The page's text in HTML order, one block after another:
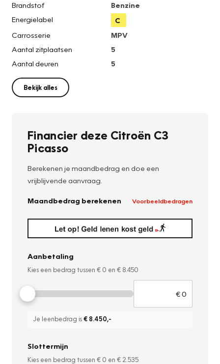
Brandstof
Benzine
Energielabel
C
Carrosserie
MPV
Aantal zitplaatsen
5
Aantal deuren
5
Bekijk alles
Financier deze Citroën C3
Picasso
Berekenen je maandbedrag en doe een
vrijblijvende aanvraag.
Maandbedrag berekenen Voorbeeldbedragen
Aanbetaling
Kies een bedrag tussen € 0 en € 8.450
Je leenbedrag is€ 8.450,-
Slottermijn
Kies een bedrag tussen € 0 en € 2.535